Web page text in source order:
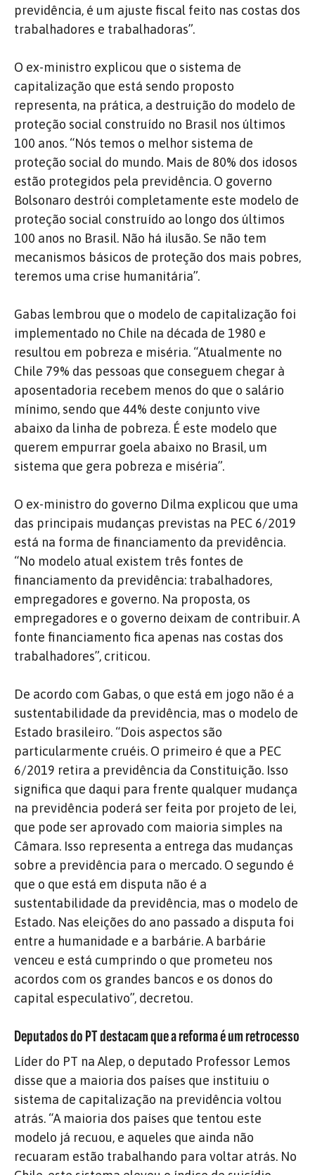
previdência, é um ajuste fiscal feito nas costas dos
trabalhadores e trabalhadoras”.
O ex-ministro explicou que o sistema de
capitalização que está sendo proposto
representa, na prática, a destruição do modelo de
proteção social construído no Brasil nos últimos
100 anos. “Nós temos o melhor sistema de
proteção social do mundo. Mais de 80% dos idosos
estão protegidos pela previdência. O governo
Bolsonaro destrói completamente este modelo de
proteção social construído ao longo dos últimos
100 anos no Brasil. Não há ilusão. Se não tem
mecanismos básicos de proteção dos mais pobres,
teremos uma crise humanitária”.
Gabas lembrou que o modelo de capitalização foi
implementado no Chile na década de 1980 e
resultou em pobreza e miséria. “Atualmente no
Chile 79% das pessoas que conseguem chegar à
aposentadoria recebem menos do que o salário
mínimo, sendo que 44% deste conjunto vive
abaixo da linha de pobreza. É este modelo que
querem empurrar goela abaixo no Brasil, um
sistema que gera pobreza e miséria”.
O ex-ministro do governo Dilma explicou que uma
das principais mudanças previstas na PEC 6/2019
está na forma de financiamento da previdência.
“No modelo atual existem três fontes de
financiamento da previdência: trabalhadores,
empregadores e governo. Na proposta, os
empregadores e o governo deixam de contribuir. A
fonte financiamento fica apenas nas costas dos
trabalhadores”, criticou.
De acordo com Gabas, o que está em jogo não é a
sustentabilidade da previdência, mas o modelo de
Estado brasileiro. “Dois aspectos são
particularmente cruéis. O primeiro é que a PEC
6/2019 retira a previdência da Constituição. Isso
significa que daqui para frente qualquer mudança
na previdência poderá ser feita por projeto de lei,
que pode ser aprovado com maioria simples na
Câmara. Isso representa a entrega das mudanças
sobre a previdência para o mercado. O segundo é
que o que está em disputa não é a
sustentabilidade da previdência, mas o modelo de
Estado. Nas eleições do ano passado a disputa foi
entre a humanidade e a barbárie. A barbárie
venceu e está cumprindo o que prometeu nos
acordos com os grandes bancos e os donos do
capital especulativo”, decretou.
Deputados do PT destacam que a reforma é um retrocesso
Líder do PT na Alep, o deputado Professor Lemos
disse que a maioria dos países que instituiu o
sistema de capitalização na previdência voltou
atrás. “A maioria dos países que tentou este
modelo já recuou, e aqueles que ainda não
recuaram estão trabalhando para voltar atrás. No